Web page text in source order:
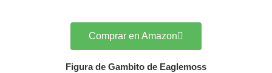
Comprar en Amazon
Figura de Gambito de Eaglemoss